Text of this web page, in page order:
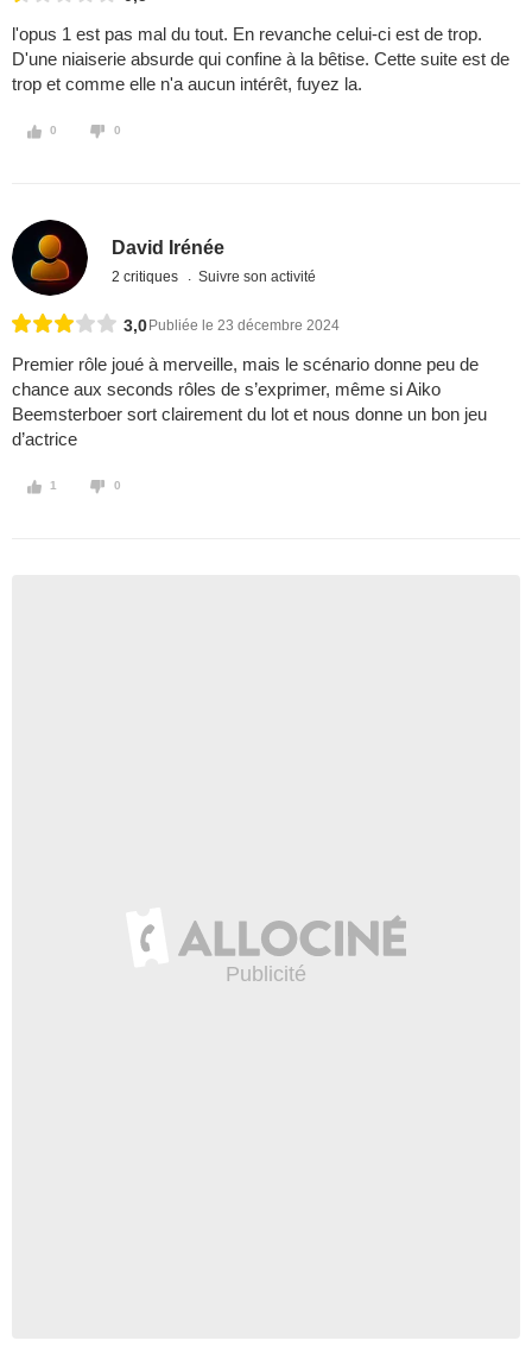
l'opus 1 est pas mal du tout. En revanche celui-ci est de trop.
D'une niaiserie absurde qui confine à la bêtise. Cette suite est de
trop et comme elle n'a aucun intérêt, fuyez la.
0 0
David Irénée
2 critiques Suivre son activité
3,0 Publiée le 23 décembre 2024
Premier rôle joué à merveille, mais le scénario donne peu de
chance aux seconds rôles de s’exprimer, même si Aiko
Beemsterboer sort clairement du lot et nous donne un bon jeu
d’actrice
1 0